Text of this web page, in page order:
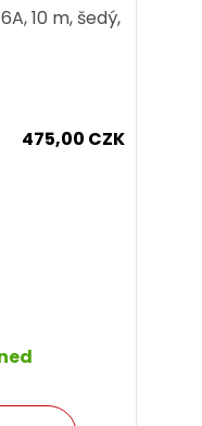
10 m, šedý,
475,00 CZK